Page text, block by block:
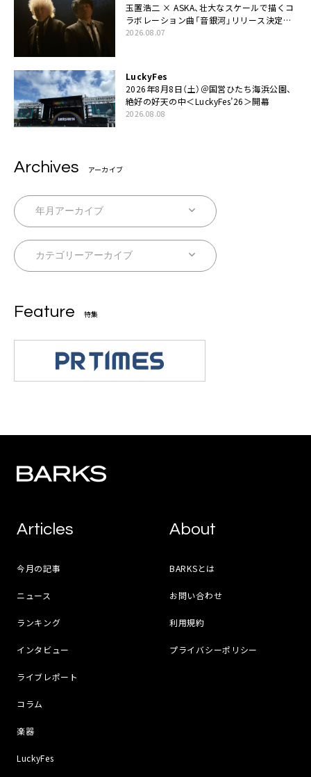
玉置浩二 × ASKA、壮大なスケールで描くコ
ラボレーション曲「音銀河」リリース決定。
カップリングには新曲「命の宿り」収録も
2026.08.07
LuckyFes
2026年8月8日（土）＠国営ひたち海浜公園、
絶好の好天の中＜LuckyFes’26＞開幕
2026.08.08
Archives アーカイブ
Feature 特集
Articles
今月の記事
ニュース
ランキング
インタビュー
ライブレポート
コラム
楽器
LuckyFes
About
BARKSとは
お問い合わせ
利用規約
プライバシーポリシー